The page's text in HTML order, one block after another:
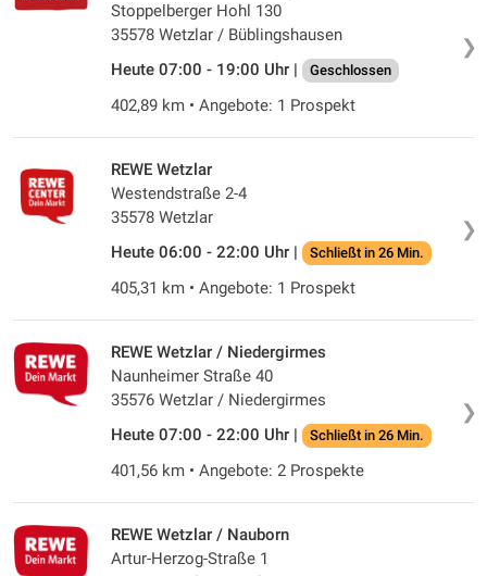
❯
Stoppelberger Hohl 130
35578 Wetzlar / Büblingshausen
Heute 07:00 - 19:00 Uhr |
Geschlossen
402,89 km • Angebote: 1 Prospekt
❯
REWE Wetzlar
Westendstraße 2-4
35578 Wetzlar
Heute 06:00 - 22:00 Uhr |
Schließt in 26 Min.
405,31 km • Angebote: 1 Prospekt
❯
REWE Wetzlar / Niedergirmes
Naunheimer Straße 40
35576 Wetzlar / Niedergirmes
Heute 07:00 - 22:00 Uhr |
Schließt in 26 Min.
401,56 km • Angebote: 2 Prospekte
REWE Wetzlar / Nauborn
Artur-Herzog-Straße 1